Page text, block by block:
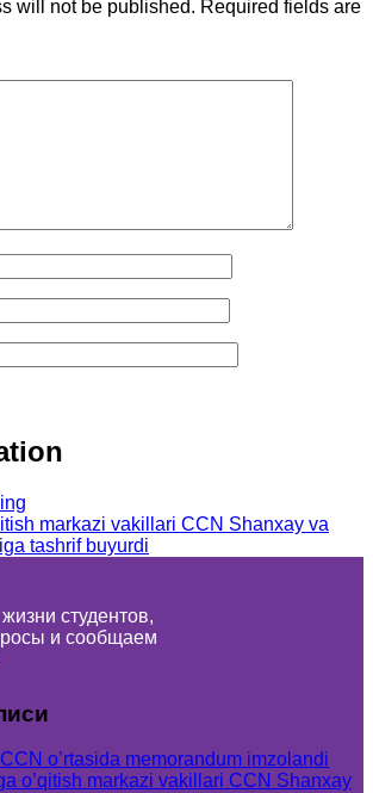
will not be published. Required fields are
markazi vakillari CCN Shanxay va
tashrif buyurdi
студентов,
и сообщаем
o’rtasida memorandum imzolandi
o’qitish markazi vakillari CCN Shanxay